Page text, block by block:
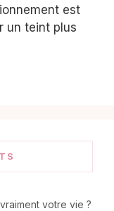
est
un teint plus
votre vie ?